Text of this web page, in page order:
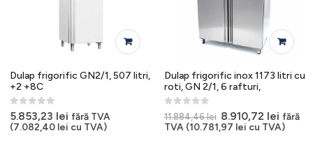
Dulap frigorific GN2/1, 507 litri,
+2 +8C
0out of 5
5.853,23 lei fără TVA
(7.082,40 lei cu TVA)
Dulap frigorific inox 1173 litri cu
roti, GN 2/1, 6 rafturi,
0out of 5
11.884,46lei Prețul
inițial
8.910,72 lei Prețul
fără
TVA (10.781,97 lei cu TVA)